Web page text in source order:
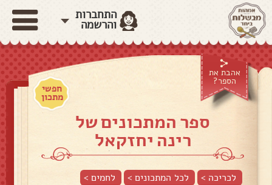
התחברות
והרשמה
אהבת את
הספר?
חפשי
מתכון
ספר המתכונים של
רינה יחזקאל
לכריכה > לכל המתכונים > לחמים>